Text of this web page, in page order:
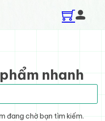
nhanh
đang chờ bạn tìm kiếm.